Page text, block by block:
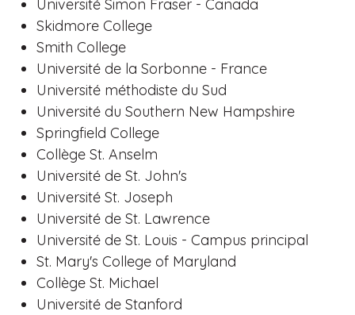
Université Simon Fraser - Canada
Skidmore College
Smith College
Université de la Sorbonne - France
Université méthodiste du Sud
Université du Southern New Hampshire
Springfield College
Collège St. Anselm
Université de St. John's
Université St. Joseph
Université de St. Lawrence
Université de St. Louis - Campus principal
St. Mary's College of Maryland
Collège St. Michael
Université de Stanford